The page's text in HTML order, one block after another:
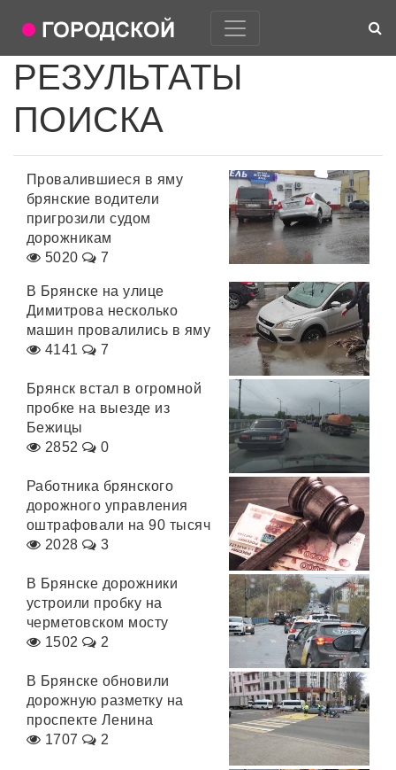
РЕЗУЛЬТАТЫ
ПОИСКА
Провалившиеся в яму
брянские водители
пригрозили судом
дорожникам
5020
7
В Брянске на улице
Димитрова несколько
машин провалились в яму
4141
7
Брянск встал в огромной
пробке на выезде из
Бежицы
2852
0
Работника брянского
дорожного управления
оштрафовали на 90 тысяч
2028
3
В Брянске дорожники
устроили пробку на
черметовском мосту
1502
2
В Брянске обновили
дорожную разметку на
проспекте Ленина
1707
2